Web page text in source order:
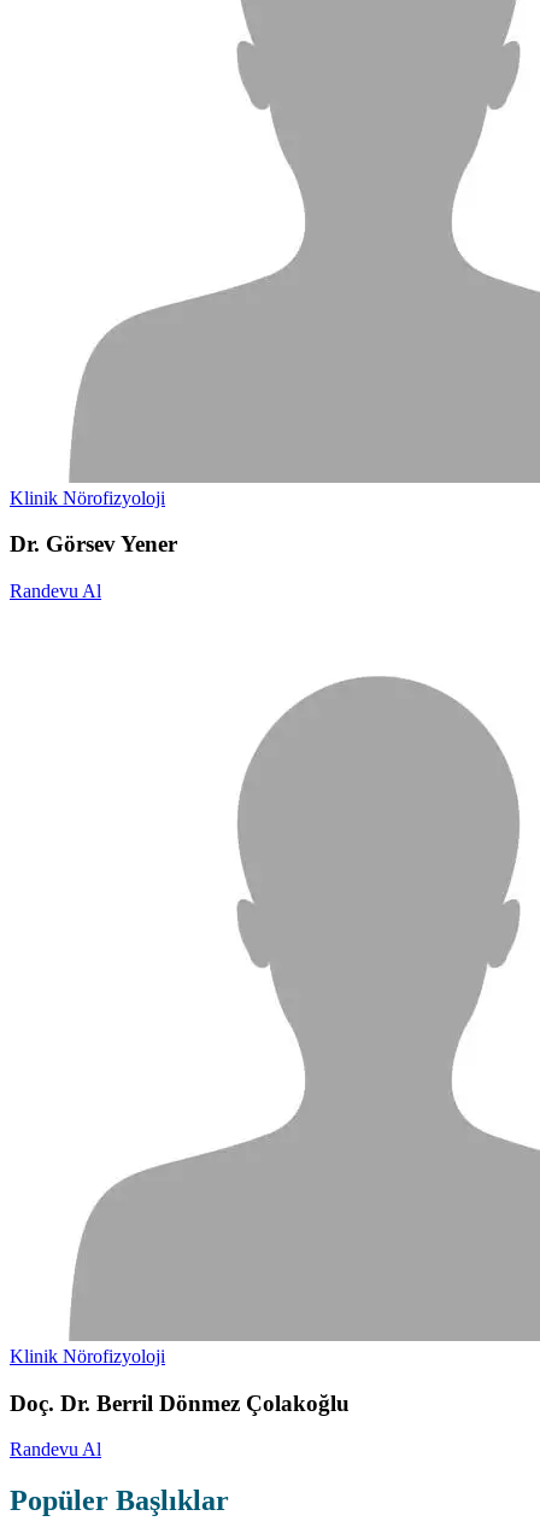
Klinik Nörofizyoloji
Dr. Görsev Yener
Randevu Al
Klinik Nörofizyoloji
Doç. Dr. Berril Dönmez Çolakoğlu
Randevu Al
Popüler Başlıklar